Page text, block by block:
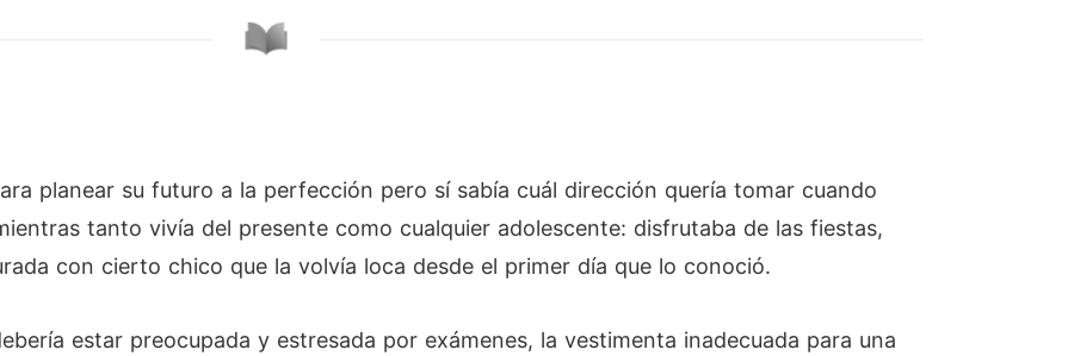
planear su futuro a la perfección pero sí sabía cuál dirección quería tomar cuando
tanto vivía del presente como cualquier adolescente: disfrutaba de las fiestas,
con cierto chico que la volvía loca desde el primer día que lo conoció.
estar preocupada y estresada por exámenes, la vestimenta inadecuada para una